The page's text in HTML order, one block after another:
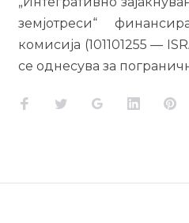
земјотреси“
комисија (101101255 —
се однесува за
Facebook
TwitterGoogle+LinkedIn